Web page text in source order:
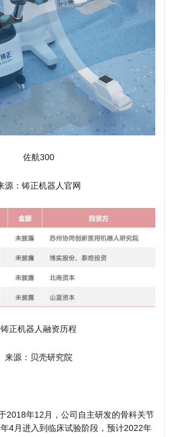
佐航300
源：铸正机器人官网
铸正机器人融资历程
来源：贝壳研究院
2018年12月，公司自主研发的骨科关节
4月进入到临床试验阶段，预计2022年